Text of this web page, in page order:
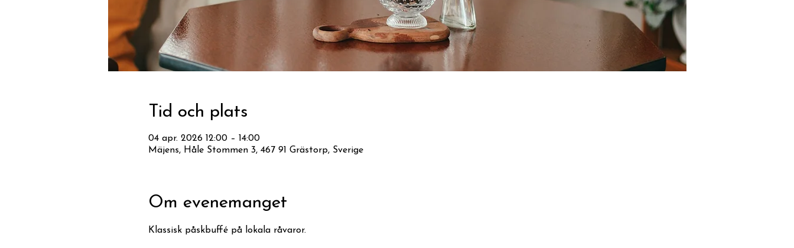
Tid och plats
04 apr. 2026 12:00 – 14:00
Mäjens, Håle Stommen 3, 467 91 Grästorp, Sverige
Om evenemanget
Klassisk påskbuffé på lokala råvaror.